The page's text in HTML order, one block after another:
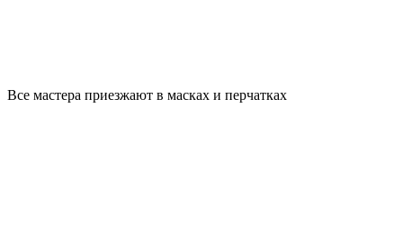
Все мастера приезжают в масках и перчатках